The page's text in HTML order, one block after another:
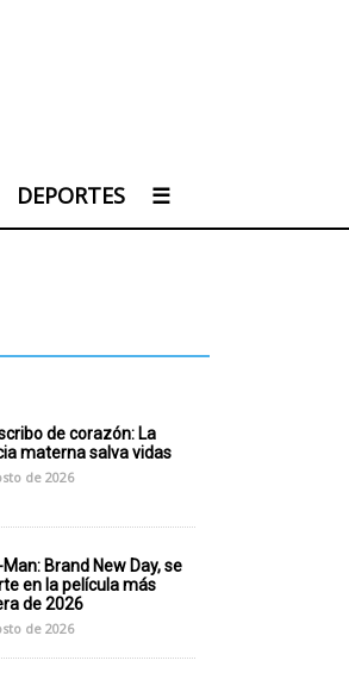
DEPORTES ☰
de corazón: La
materna salva vidas
de 2026
Brand New Day, se
en la película más
de 2026
de 2026